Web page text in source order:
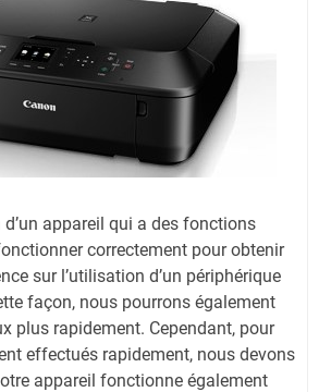
appareil qui a des fonctions
correctement pour obtenir
sur l’utilisation d’un périphérique
façon, nous pourrons également
plus rapidement. Cependant, pour
effectués rapidement, nous devons
appareil fonctionne également